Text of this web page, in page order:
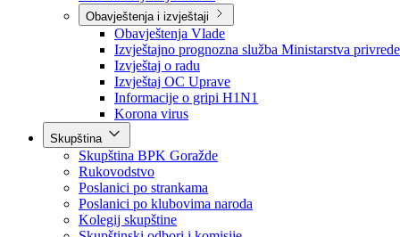
Javni pozivi
Javne nabavke
Dnevni izvještaj MUP-a
Obavještenja i izvještaji
Obavještenja Vlade
Izvještajno prognozna služba Ministarstva privrede
Izvještaj o radu
Izvještaj OC Uprave
Informacije o gripi H1N1
Korona virus
Skupština
Skupština BPK Goražde
Rukovodstvo